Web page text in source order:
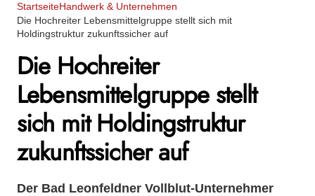
StartseiteHandwerk & Unternehmen
Die Hochreiter Lebensmittelgruppe stellt sich mit
Holdingstruktur zukunftssicher auf
Die Hochreiter
Lebensmittelgruppe stellt
sich mit Holdingstruktur
zukunftssicher auf
Der Bad Leonfeldner Vollblut-Unternehmer